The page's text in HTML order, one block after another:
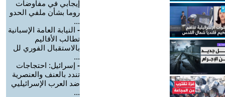
إيجابي في مفاوضات
روما بشأن ملفي الحدو
...
- النيابة العامة الإسبانية
تطالب الأقاليم
بالاستقبال الفوري لل
...
- إسرائيل: احتجاجات
تندد بالعنف والعنصرية
ضد العرب الإسرائيليي
...